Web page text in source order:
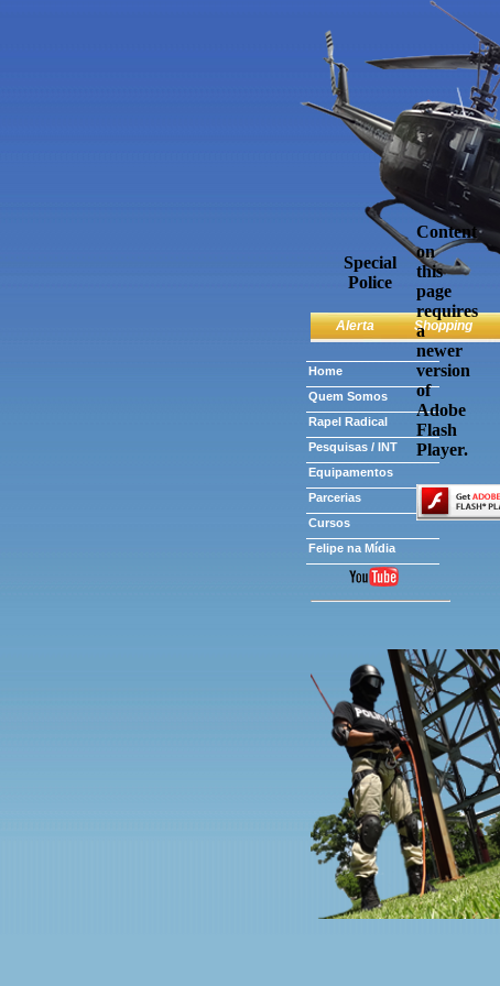
Special
Police
Alerta Shopping
Home
Quem Somos
Rapel Radical
Pesquisas / INT
Equipamentos
Parcerias
Cursos
Felipe na Mídia
Content
on
this
page
requires
a
newer
version
of
Adobe
Flash
Player.